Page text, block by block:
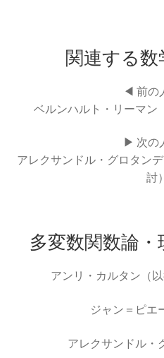
せた
オーストリア
【統計力学・波動
【星の進
【近代科学の父、天文
関連する
◀ 前の
ベルンハルト・リーマン
▶ 次の
アレクサンドル・グロタン
討）
多変数関数論
アンリ・カルタン（
ジャン＝ピエ
アレクサンドル・